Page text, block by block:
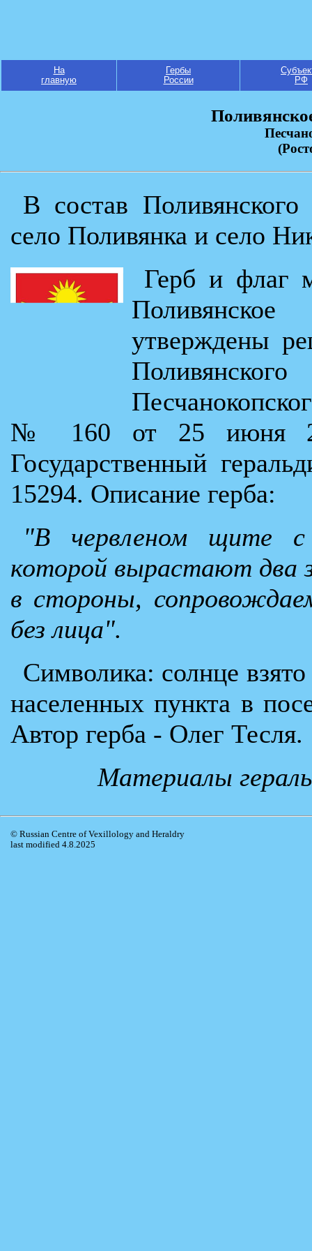
На
главную
Гербы
России
РФ
В состав Поливянского
село Поливянка и село
Герб и флаг
утверждены
№ 160 от 25 июня
Государственный
15294. Описание герба:
"В червленом щите с
которой вырастают два
в стороны,
без лица".
Символика: солнце
населенных пункта в
Автор герба - Олег Тесля.
Материалы
© Russian Centre of Vexillology and Heraldry
last modified 4.8.2025